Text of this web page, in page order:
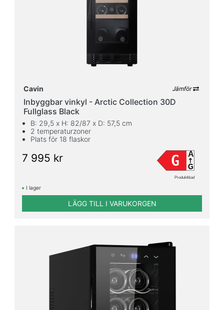
Cavin Jämför
Inbyggbar vinkyl - Arctic Collection 30D
Fullglass Black
B: 29,5 x H: 82/87 x D: 57,5 cm
2 temperaturzoner
Plats för 18 flaskor
7 995 kr G A
G
Produktblad
I lager
LÄGG TILL I VARUKORGEN